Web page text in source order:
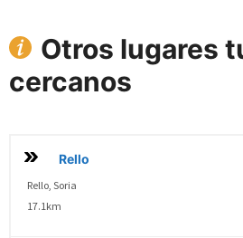
Otros lugares
cercanos
Rello
Rello, Soria
17.1km